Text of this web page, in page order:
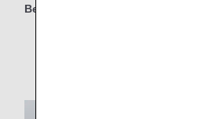
Berechtigte Klassen